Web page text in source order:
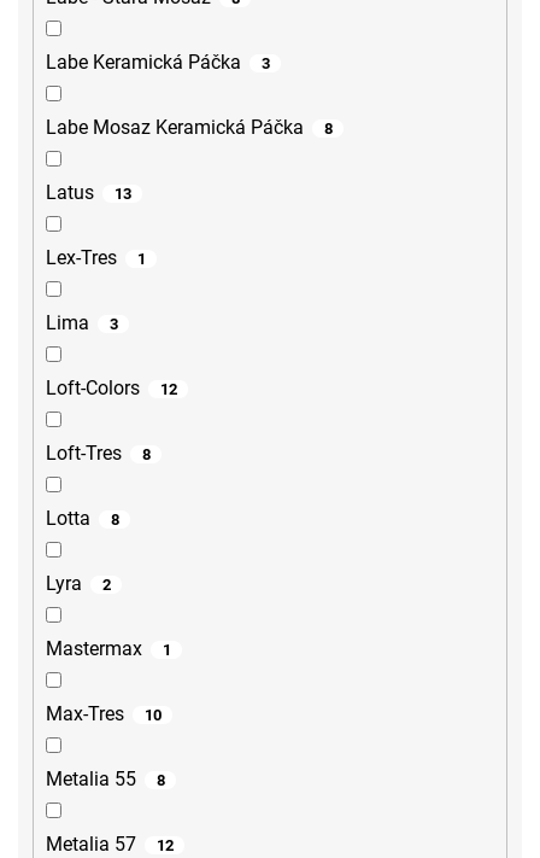
Labe Keramická Páčka 3
Labe Mosaz Keramická Páčka 8
Latus 13
Lex-Tres 1
Lima 3
Loft-Colors 12
Loft-Tres 8
Lotta 8
Lyra 2
Mastermax 1
Max-Tres 10
Metalia 55 8
Metalia 57 12